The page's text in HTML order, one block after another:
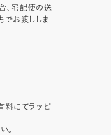
、宅配便の送
でお渡ししま
料にてラッピ
。